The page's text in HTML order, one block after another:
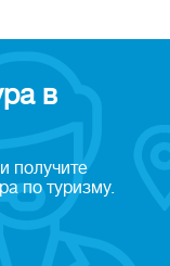
в
получите
по туризму.